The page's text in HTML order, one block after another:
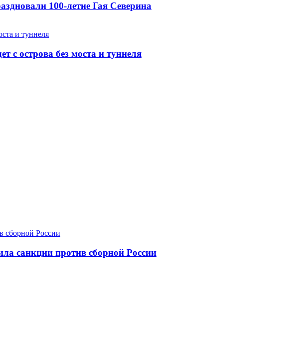
100-летие Гая Северина
с острова без моста и туннеля
санкции против сборной России